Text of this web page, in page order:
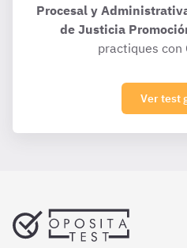
Procesal y
de Justicia
practiques con
Ver test